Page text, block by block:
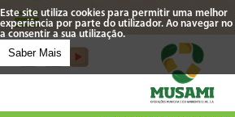
Este site utiliza cookies para permitir uma melhor
experiência por parte do utilizador. Ao navegar no
a consentir a sua utilização.
Saber Mais